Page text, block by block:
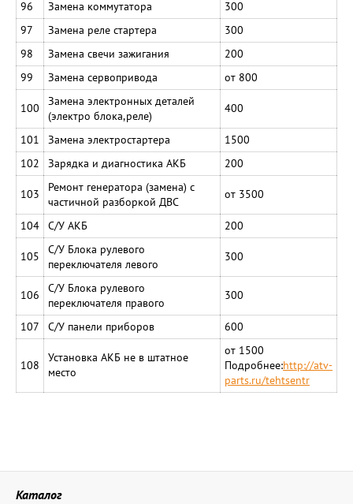
96
Замена коммутатора
300
97
Замена реле стартера
300
98
Замена свечи зажигания
200
99
Замена сервопривода от 800
100
Замена электронных деталей
(электро блока,реле)
400
101 Замена электростартера
1500
102
Зарядка и диагностика АКБ 200
103
Ремонт генератора (замена) с
частичной разборкой ДВС
от 3500
104 С/У АКБ 200
105
С/У Блока рулевого
переключателя левого
300
106
С/У Блока рулевого
переключателя правого
300
107 С/У панели приборов 600
108
Установка АКБ не в штатное
место
от 1500
Подробнее:http://atv-
parts.ru/tehtsentr
Каталог